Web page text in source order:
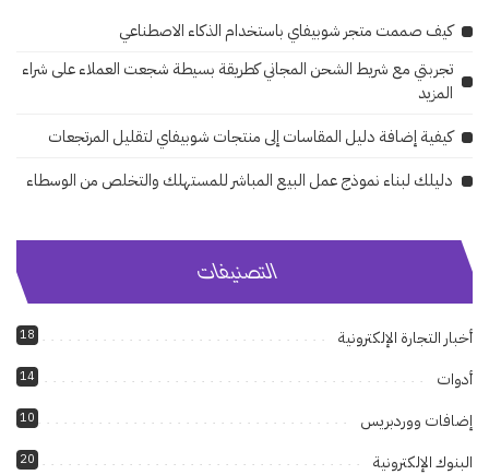
كيف صممت متجر شوبيفاي باستخدام الذكاء الاصطناعي
تجربتي مع شريط الشحن المجاني كطريقة بسيطة شجعت العملاء على شراء
المزيد
كيفية إضافة دليل المقاسات إلى منتجات شوبيفاي لتقليل المرتجعات
دليلك لبناء نموذج عمل البيع المباشر للمستهلك والتخلص من الوسطاء
التصنيفات
أخبار التجارة الإلكترونية 18
أدوات 14
إضافات ووردبريس 10
البنوك الإلكترونية 20